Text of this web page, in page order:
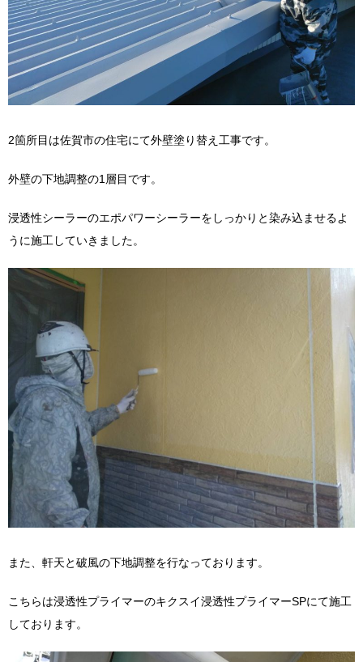
2箇所目は佐賀市の住宅にて外壁塗り替え工事です。
外壁の下地調整の1層目です。
浸透性シーラーのエポパワーシーラーをしっかりと染み込ませるよ
うに施工していきました。
また、軒天と破風の下地調整を行なっております。
こちらは浸透性プライマーのキクスイ浸透性プライマーSPにて施工
しております。